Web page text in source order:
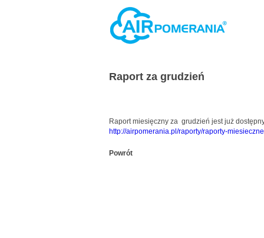
Raport za grudzień
Raport miesięczny za grudzień jest już
http://airpomerania.pl/raporty/raporty-
Powrót